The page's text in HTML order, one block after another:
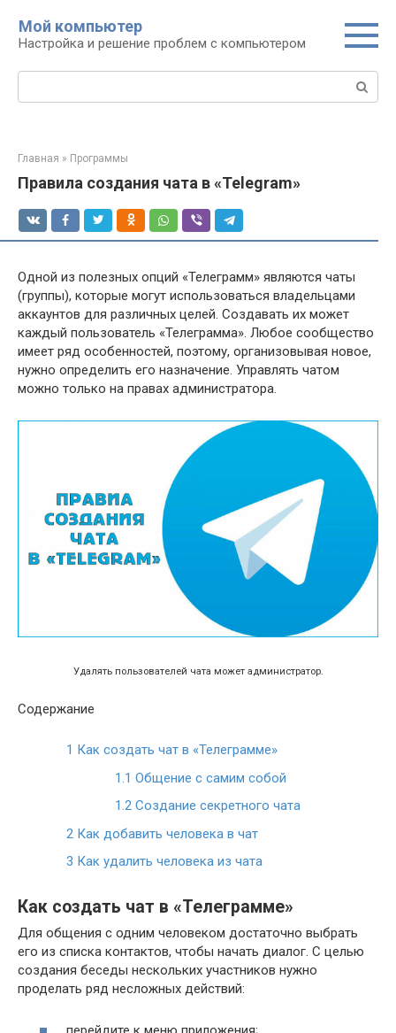
контенту
Мой компьютер
Настройка и решение проблем с компьютером
Поиск:
Главная » Программы
Правила создания чата в «Telegram»
Одной из полезных опций «Телеграмм» являются чаты
(группы), которые могут использоваться владельцами
аккаунтов для различных целей. Создавать их может
каждый пользователь «Телеграмма». Любое сообщество
имеет ряд особенностей, поэтому, организовывая новое,
нужно определить его назначение. Управлять чатом
можно только на правах администратора.
Удалять пользователей чата может администратор.
Содержание
1 Как создать чат в «Телеграмме»
1.1 Общение с самим собой
1.2 Создание секретного чата
2 Как добавить человека в чат
3 Как удалить человека из чата
Как создать чат в «Телеграмме»
Для общения с одним человеком достаточно выбрать
его из списка контактов, чтобы начать диалог. С целью
создания беседы нескольких участников нужно
проделать ряд несложных действий: